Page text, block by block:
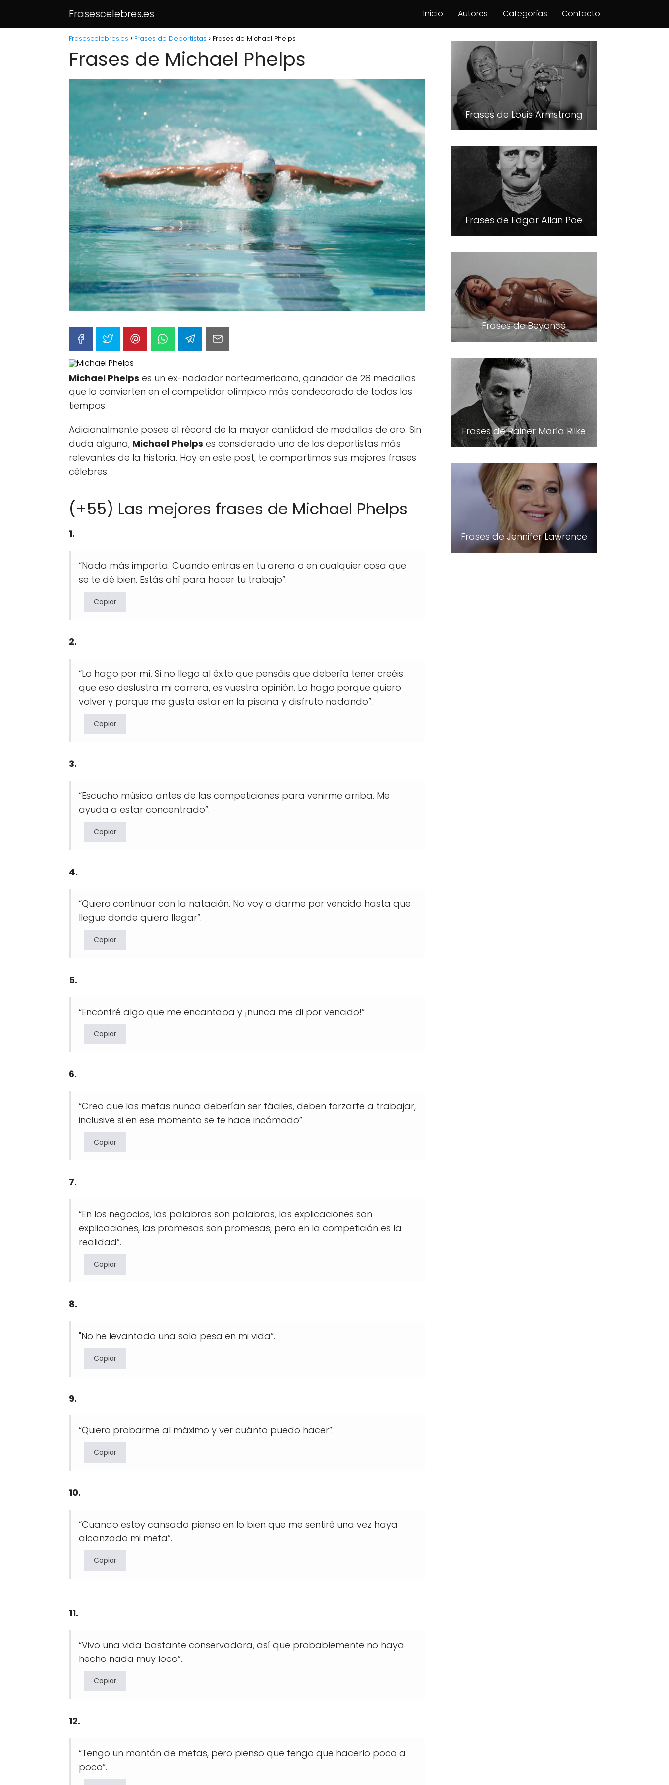
Frasescelebres.es Inicio Autores Categorías Contacto
Frasescelebres.es Frases de Deportistas Frases de Michael Phelps
Frases de Michael Phelps
Michael Phelps es un ex-nadador norteamericano, ganador de 28 medallas
que lo convierten en el competidor olímpico más condecorado de todos los
tiempos.
Adicionalmente posee el récord de la mayor cantidad de medallas de oro. Sin
duda alguna, Michael Phelps es considerado uno de los deportistas más
relevantes de la historia. Hoy en este post, te compartimos sus mejores frases
célebres.
(+55) Las mejores frases de Michael Phelps
1.
“Nada más importa. Cuando entras en tu arena o en cualquier cosa que
se te dé bien. Estás ahí para hacer tu trabajo”.
Copiar
2.
“Lo hago por mí. Si no llego al éxito que pensáis que debería tener creéis
que eso deslustra mi carrera, es vuestra opinión. Lo hago porque quiero
volver y porque me gusta estar en la piscina y disfruto nadando”.
Copiar
3.
“Escucho música antes de las competiciones para venirme arriba. Me
ayuda a estar concentrado”.
Copiar
4.
“Quiero continuar con la natación. No voy a darme por vencido hasta que
llegue donde quiero llegar”.
Copiar
5.
“Encontré algo que me encantaba y ¡nunca me di por vencido!”
Copiar
6.
“Creo que las metas nunca deberían ser fáciles, deben forzarte a trabajar,
inclusive si en ese momento se te hace incómodo”.
Copiar
7.
“En los negocios, las palabras son palabras, las explicaciones son
explicaciones, las promesas son promesas, pero en la competición es la
realidad”.
Copiar
8.
"No he levantado una sola pesa en mi vida”.
Copiar
9.
“Quiero probarme al máximo y ver cuánto puedo hacer”.
Copiar
10.
“Cuando estoy cansado pienso en lo bien que me sentiré una vez haya
alcanzado mi meta”.
Copiar
11.
“Vivo una vida bastante conservadora, así que probablemente no haya
hecho nada muy loco”.
Copiar
12.
“Tengo un montón de metas, pero pienso que tengo que hacerlo poco a
poco”.
Frases de Louis Armstrong
Frases de Edgar Allan Poe
Frases de Beyoncé
Frases de Rainer María Rilke
Frases de Jennifer Lawrence